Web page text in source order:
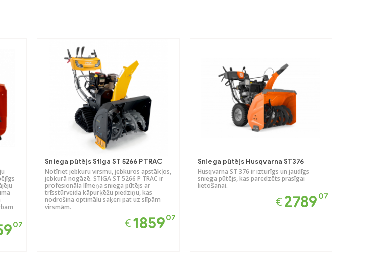
07
Sniega pūtējs Stiga ST 5266 P TRAC
Notīriet jebkuru virsmu, jebkuros apstākļos,
jebkurā nogāzē. STIGA ST 5266 P TRAC ir
profesionāla līmeņa sniega pūtējs ar
trīsstūrveida kāpurķēžu piedziņu, kas
nodrošina optimālu saķeri pat uz slīpām
virsmām.
€185907
Sniega pūtējs Husqvarna ST376
Husqvarna ST 376 ir izturīgs un jaudīgs
sniega pūtējs, kas paredzēts prasīgai
lietošanai.
€278907